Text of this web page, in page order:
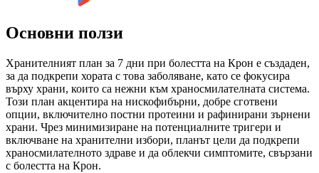
Основни ползи
Хранителният план за 7 дни при болестта на Крон е създаден,
за да подкрепи хората с това заболяване, като се фокусира
върху храни, които са нежни към храносмилателната система.
Този план акцентира на нискофибърни, добре сготвени
опции, включително постни протеини и рафинирани зърнени
храни. Чрез минимизиране на потенциалните тригери и
включване на хранителни избори, планът цели да подкрепи
храносмилателното здраве и да облекчи симптомите, свързани
с болестта на Крон.